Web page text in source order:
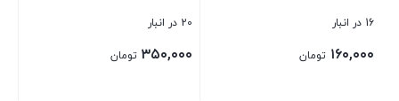
16 در انبار
۱۶۰,۰۰۰ تومان
20 در انبار
۳۵۰,۰۰۰ تومان